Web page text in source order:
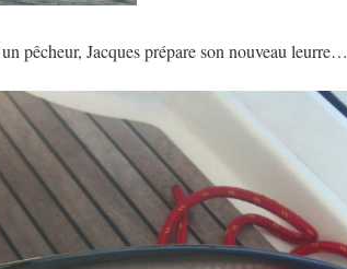
pêcheur, Jacques prépare son nouveau leurre…